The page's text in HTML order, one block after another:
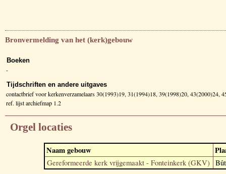
Bronvermelding van het (kerk)gebouw
Boeken
-
Tijdschriften en andere uitgaves
contactbrief voor kerkenverzamelaars 30(1993)19, 31(1994)18, 39(1998)20, 43(2000)24,
ref. lijst archiefmap 1.2
Orgel locaties
Naam gebouw
Gereformeerde kerk vrijgemaakt - Fonteinkerk (GKV)